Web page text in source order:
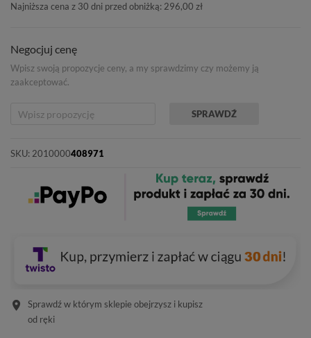
Najniższa cena z 30 dni przed obniżką: 296,00 zł
Negocjuj cenę
Wpisz swoją propozycje ceny, a my sprawdzimy czy możemy ją
zaakceptować.
SPRAWDŹ
SKU: 2010000408971
Sprawdź w którym sklepie obejrzysz i kupisz
od ręki